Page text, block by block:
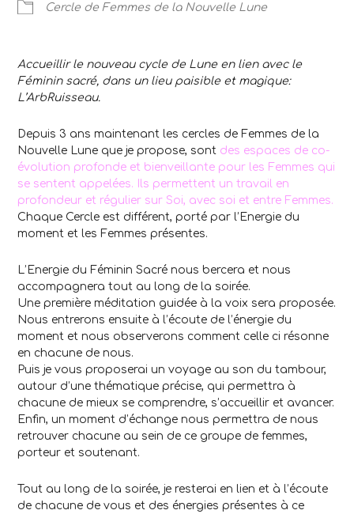
Cercle de Femmes de la Nouvelle Lune
Accueillir le nouveau cycle de Lune en lien avec le
Féminin sacré, dans un lieu paisible et magique:
L’ArbRuisseau.
Depuis 3 ans maintenant les cercles de Femmes de la
Nouvelle Lune que je propose, sont des espaces de co-
évolution profonde et bienveillante pour les Femmes qui
se sentent appelées.
Ils permettent un travail en
profondeur et régulier sur Soi, avec soi et entre Femmes.
Chaque Cercle est différent, porté par l’Energie du
moment et les Femmes présentes.
L’Energie du Féminin Sacré nous bercera et nous
accompagnera tout au long de la soirée.
Une première méditation guidée à la voix sera proposée.
Nous entrerons ensuite à l’écoute de l’énergie du
moment et nous observerons comment celle ci résonne
en chacune de nous.
Puis je vous proposerai un voyage au son du tambour,
autour d’une thématique précise, qui permettra à
chacune de mieux se comprendre, s’accueillir et avancer.
Enfin, un moment d’échange nous permettra de nous
retrouver chacune au sein de ce groupe de femmes,
porteur et soutenant.
Tout au long de la soirée, je resterai en lien et à l’écoute
de chacune de vous et des énergies présentes à ce